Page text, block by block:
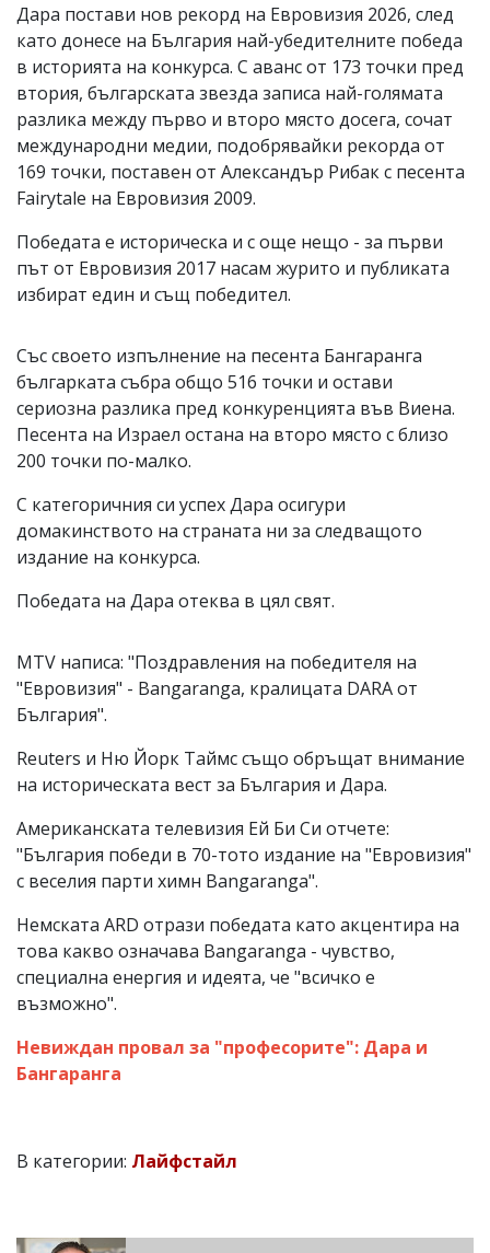
Дара постави нов рекорд на Евровизия 2026, след
като донесе на България най-убедителните победа
в историята на конкурса. С аванс от 173 точки пред
втория, българската звезда записа най-голямата
разлика между първо и второ място досега, сочат
международни медии, подобрявайки рекорда от
169 точки, поставен от Александър Рибак с песента
Fairytale на Евровизия 2009.
Победата е историческа и с още нещо - за първи
път от Евровизия 2017 насам журито и публиката
избират един и същ победител.
Със своето изпълнение на песента Бангаранга
българката събра общо 516 точки и остави
сериозна разлика пред конкуренцията във Виена.
Песента на Израел остана на второ място с близо
200 точки по-малко.
С категоричния си успех Дара осигури
домакинството на страната ни за следващото
издание на конкурса.
Победата на Дара отеква в цял свят.
MTV написа: "Поздравления на победителя на
"Евровизия" - Bangaranga, кралицата DARA от
България".
Reuters и Ню Йорк Таймс също обръщат внимание
на историческата вест за България и Дара.
Американската телевизия Ей Би Си отчете:
"България победи в 70-тото издание на "Евровизия"
с веселия парти химн Bangaranga".
Немската ARD отрази победата като акцентира на
това какво означава Bangaranga - чувство,
специална енергия и идеята, че "всичко е
възможно".
Невиждан провал за "професорите": Дара и
Бангаранга
В категории: Лайфстайл